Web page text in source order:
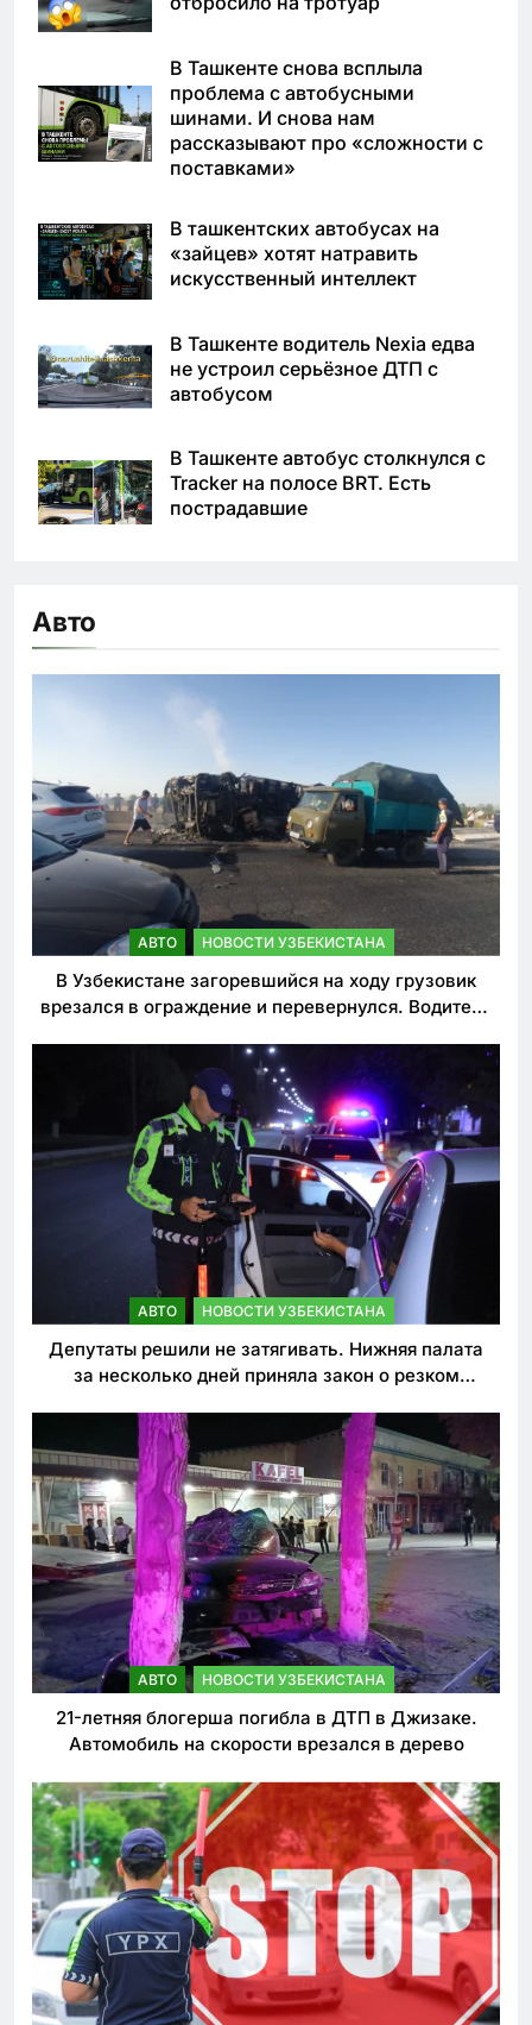
В Ташкенте снова всплыла
проблема с автобусными
шинами. И снова нам
рассказывают про «сложности с
поставками»
В ташкентских автобусах на
«зайцев» хотят натравить
искусственный интеллект
В Ташкенте водитель Nexia едва
не устроил серьёзное ДТП с
автобусом
В Ташкенте автобус столкнулся с
Tracker на полосе BRT. Есть
пострадавшие
Авто
АВТО НОВОСТИ УЗБЕКИСТАНА
В Узбекистане загоревшийся на ходу грузовик
врезался в ограждение и перевернулся. Водитель
АВТО НОВОСТИ УЗБЕКИСТАНА
Депутаты решили не затягивать. Нижняя палата
за несколько дней приняла закон о резком
АВТО НОВОСТИ УЗБЕКИСТАНА
21-летняя блогерша погибла в ДТП в Джизаке.
Автомобиль на скорости врезался в дерево